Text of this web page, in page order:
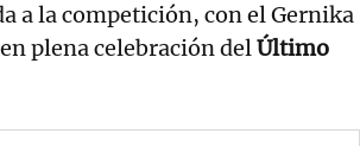
a la competición, con el Gernika
plena celebración delÚltimo